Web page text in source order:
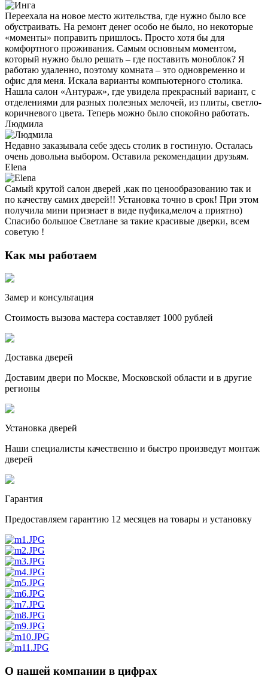
Переехала на новое место жительства, где нужно было все
обустраивать. На ремонт денег особо не было, но некоторые
«моменты» поправить пришлось. Просто хотя бы для
комфортного проживания. Самым основным моментом,
который нужно было решать – где поставить моноблок? Я
работаю удаленно, поэтому комната – это одновременно и
офис для меня. Искала варианты компьютерного столика.
Нашла салон «Антураж», где увидела прекрасный вариант, с
отделениями для разных полезных мелочей, из плиты, светло-
коричневого цвета. Теперь можно было спокойно работать.
Людмила
Недавно заказывала себе здесь столик в гостиную. Осталась
очень довольна выбором. Оставила рекомендации друзьям.
Elena
Самый крутой салон дверей ,как по ценообразованию так и
по качеству самих дверей!! Установка точно в срок! При этом
получила мини признает в виде пуфика,мелоч а приятно)
Спасибо большое Светлане за такие красивые дверки, всем
советую !
Как мы работаем
Замер и консультация
Стоимость вызова мастера составляет 1000 рублей
Доставка дверей
Доставим двери по Москве, Московской области и в другие
регионы
Установка дверей
Наши специалисты качественно и быстро произведут монтаж
дверей
Гарантия
Предоставляем гарантию 12 месяцев на товары и установку
О нашей компании в цифрах